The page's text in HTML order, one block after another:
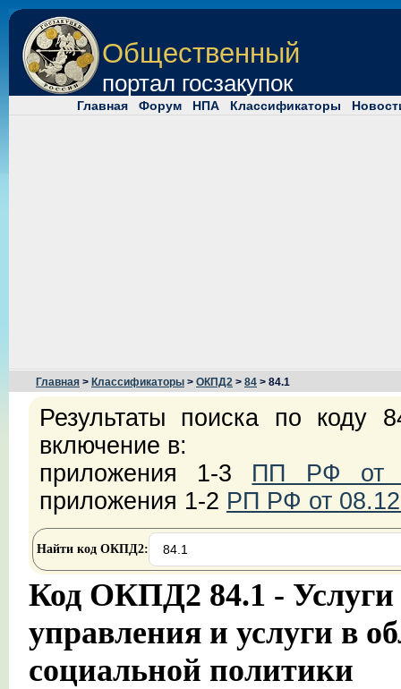
Общественный
портал госзакупок
Главная Форум НПА Классификаторы
Главная > Классификаторы > ОКПД2 > 84 > 84.1
Результаты поиска по коду
включение в:
приложения 1-3 ПП РФ от
приложения 1-2 РП РФ от
Найти код ОКПД2:
Код ОКПД2 84.1 - Услуги
управления и услуги в
социальной политики